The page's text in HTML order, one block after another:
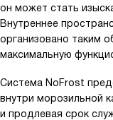
он может стать
Внутреннее
организовано таким
максимальную
Система NoFrost
внутри морозильной
и продлевая срок